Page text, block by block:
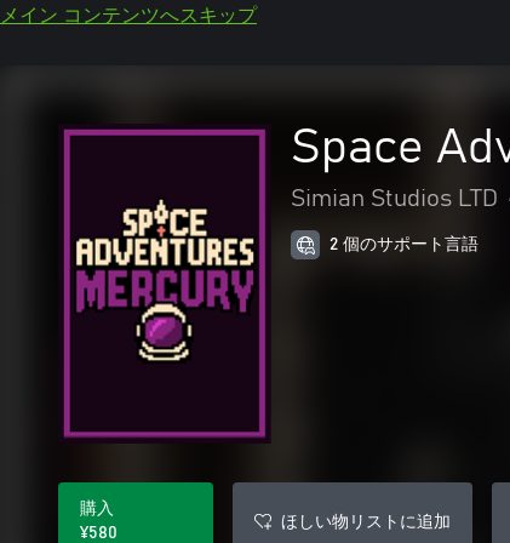
メイン コンテンツへスキップ
Space
Simian Studios LTD
2 個のサポート言語
購入
¥580
ほしい物リストに追加